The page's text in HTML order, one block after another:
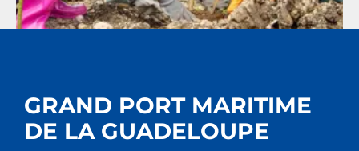
GRAND PORT MARITIME
DE LA GUADELOUPE